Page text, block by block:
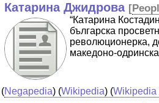
Катарина Джидрова [
“Катарина
българска
революционерка,
македоно-
(Negapedia) (Wikipedia) (Wikipedia